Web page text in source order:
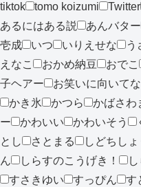
tiktok
tomo koizumi Twitter
あるにはある説
あんバター
壱成
いつ いりえせな う
えなこ
おかめ納豆 おでこ
子ヘアー
お笑いに向いて
かき氷
かつら かばさわ
ー
かわいい かわいそう
とし
さとまる しどちしょ
ん
しらすのこうげき！
すさきゆい
すっぴん す